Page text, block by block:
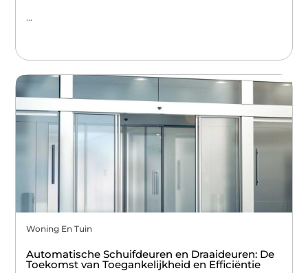
...
Woning En Tuin
Automatische Schuifdeuren en Draaideuren: De
Toekomst van Toegankelijkheid en Efficiëntie